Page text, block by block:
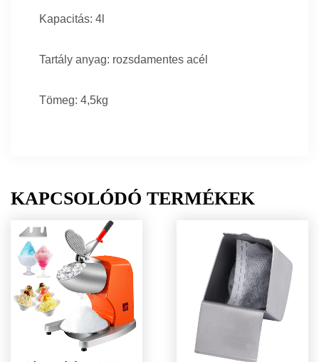
Kapacitás: 4l
Tartály anyag: rozsdamentes acél
Tömeg: 4,5kg
KAPCSOLÓDÓ TERMÉKEK